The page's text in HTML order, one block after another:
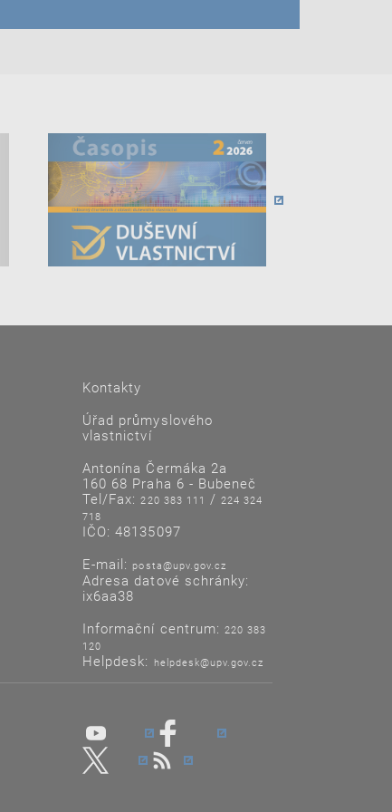
Kontakty
Úřad průmyslového
vlastnictví
Antonína Čermáka 2a
160 68 Praha 6 - Bubeneč
Tel/Fax:220 383 111 /224 324
718
IČO: 48135097
E-mail: posta@upv.gov.cz
Adresa datové schránky:
ix6aa38
Informační centrum: 220 383
120
Helpdesk: helpdesk@upv.gov.cz